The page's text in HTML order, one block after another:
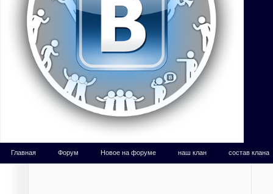
Главная Форум Новое на форуме наш клан состав клана